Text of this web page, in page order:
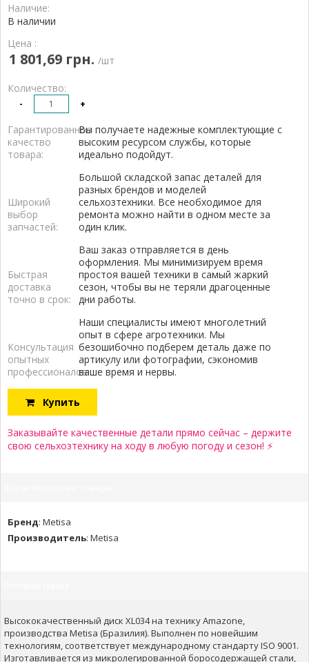
Наличие:
В наличии
Цена :
1 801,69 грн. /шт
Количество:
- +
Гарантированное
качество
товара:
Вы получаете надежные комплектующие с
высоким ресурсом службы, которые
идеально подойдут.
Широкий
выбор
запчастей:
Большой складской запас деталей для
разных брендов и моделей
сельхозтехники. Все необходимое для
ремонта можно найти в одном месте за
один клик.
Быстрая
доставка
точно в срок:
Ваш заказ отправляется в день
оформления. Мы минимизируем время
простоя вашей техники в самый жаркий
сезон, чтобы вы не теряли драгоценные
дни работы.
Консультация
опытных
профессионалов:
Наши специалисты имеют многолетний
опыт в сфере агротехники. Мы
безошибочно подберем деталь даже по
артикулу или фотографии, сэкономив
ваше время и нервы.
Купить
Заказывайте качественные детали прямо сейчас – держите
свою сельхозтехнику на ходу в любую погоду и сезон! ⚡
Бренд: Metisa
Производитель: Metisa
Высококачественный диск XL034 на технику Amazone,
производства Metisa (Бразилия). Выполнен по новейшим
технологиям, соответствует международному стандарту ISO 9001.
Изготавливается из микролегированной боросодержащей стали,